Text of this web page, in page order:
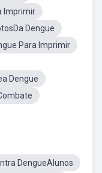
Imprimir
Dengue
Para Imprimir
Dengue
DengueAlunos